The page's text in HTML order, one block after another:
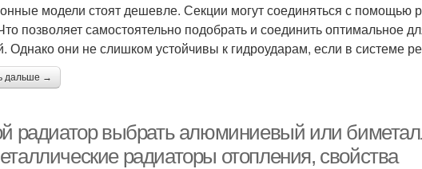
модели стоят дешевле. Секции могут соединяться с помощью
позволяет самостоятельно подобрать и соединить оптимальное
Однако они не слишком устойчивы к гидроударам, если в системе
дальше →
радиатор выбрать алюминиевый или
радиаторы отопления, свойства